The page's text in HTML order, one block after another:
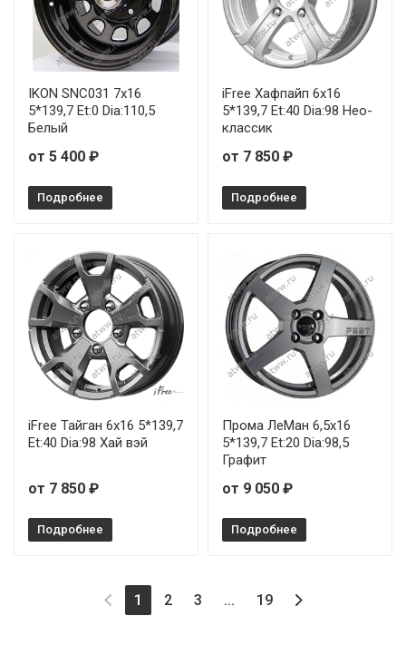
IKON SNC031 7x16
5*139,7 Et:0 Dia:110,5
Белый
от 5 400 ₽
Подробнее
iFree Хафпайп 6x16
5*139,7 Et:40 Dia:98 Нео-
классик
от 7 850 ₽
Подробнее
iFree Тайган 6x16 5*139,7
Et:40 Dia:98 Хай вэй
от 7 850 ₽
Подробнее
Прома ЛеМан 6,5x16
5*139,7 Et:20 Dia:98,5
Графит
от 9 050 ₽
Подробнее
1 (current)
2 3 ... 19